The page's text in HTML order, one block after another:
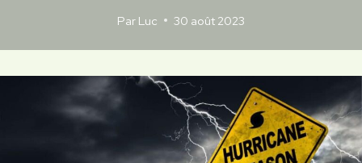
Par Luc 30 août 2023